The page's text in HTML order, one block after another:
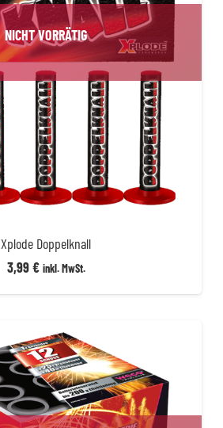
NICHT VORRÄTIG
Xplode Doppelknall
3,99€ inkl. MwSt.